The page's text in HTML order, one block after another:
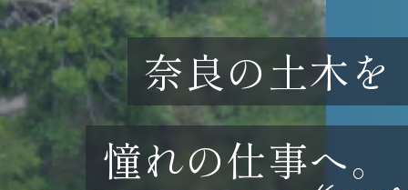
奈良の土木を
憧れの仕事へ。